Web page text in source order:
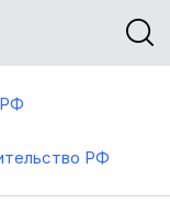
РФ
РФ